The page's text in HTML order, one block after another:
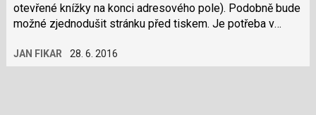
otevřené knížky na konci adresového pole). Podobně bude
možné zjednodušit stránku před tiskem. Je potřeba v
JAN FIKAR 28. 6. 2016